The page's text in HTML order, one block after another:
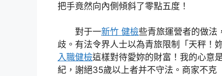
把手竟然向內側傾斜了零點五度！
對于一新竹 健檢些青旅運營者的做法
歧。有法令界人士以為青旅限制「天秤！
入職健檢這樣對待愛妳的財富！我的心意
紀，謝絕35歲以上者并不守法。商家不克